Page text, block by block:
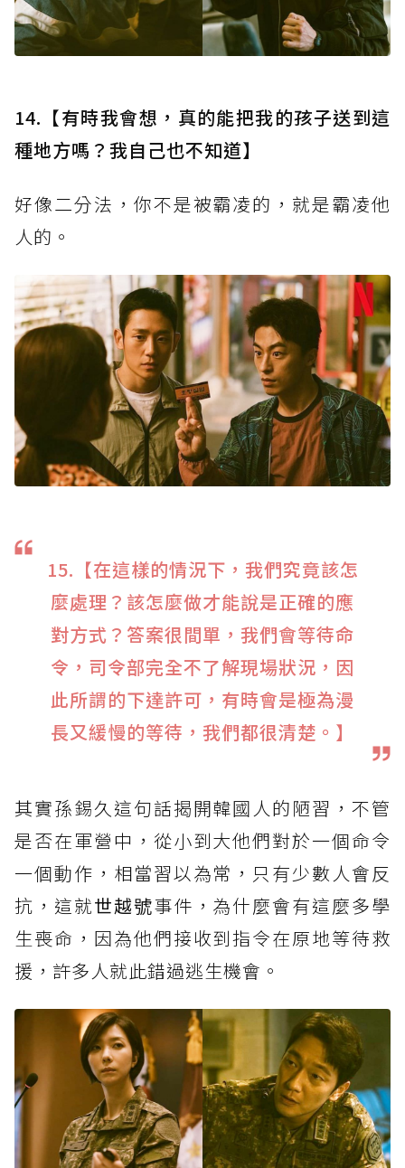
14.【有時我會想，真的能把我的孩子送到這
種地方嗎？我自己也不知道】
好像二分法，你不是被霸凌的，就是霸凌他
人的。
15.【在這樣的情況下，我們究竟該怎
麼處理？該怎麼做才能說是正確的應
對方式？答案很間單，我們會等待命
令，司令部完全不了解現場狀況，因
此所謂的下達許可，有時會是極為漫
長又緩慢的等待，我們都很清楚。】
其實孫錫久這句話揭開韓國人的陋習，不管
是否在軍營中，從小到大他們對於一個命令
一個動作，相當習以為常，只有少數人會反
抗，這就世越號事件，為什麼會有這麼多學
生喪命，因為他們接收到指令在原地等待救
援，許多人就此錯過逃生機會。